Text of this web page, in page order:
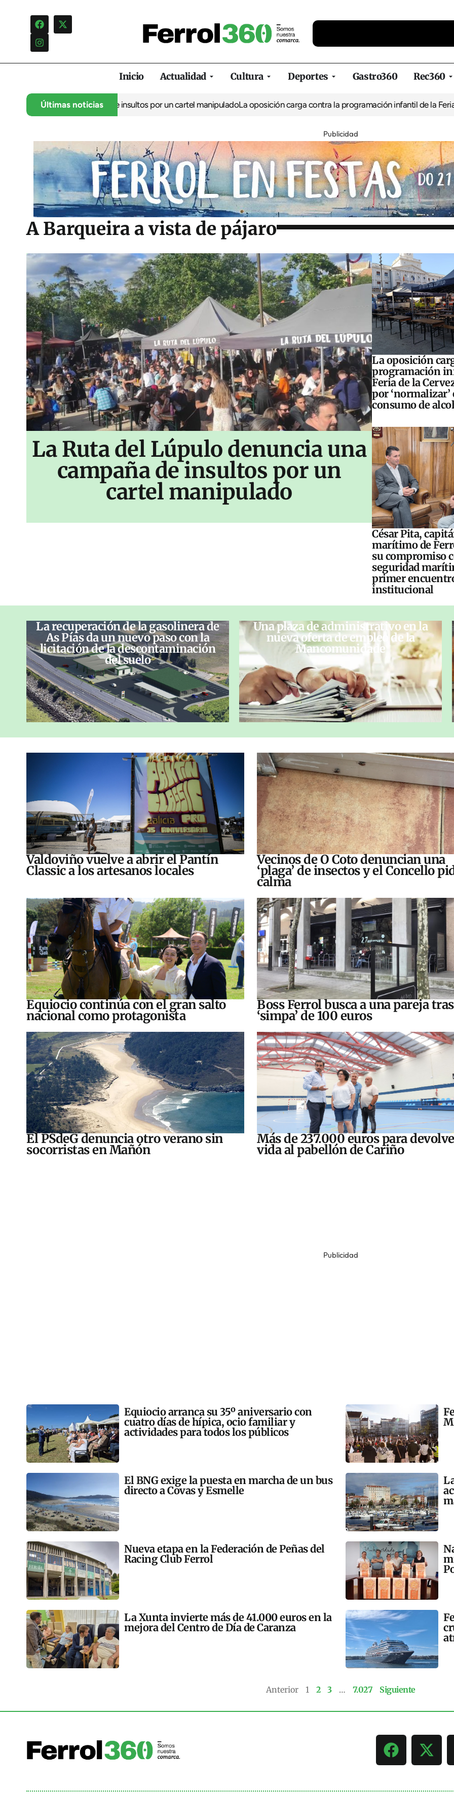
Inicio Actualidad Cultura Deportes Gastro360 Rec360
Últimas noticias
una campaña de insultos por un cartel manipulado La oposición carga contra la programación infantil de la Feria de la
Publicidad
A Barqueira a vista de pájaro
La Ruta del Lúpulo denuncia una
campaña de insultos por un
cartel manipulado
La oposición
programación
Feria de la
por ‘normalizar’
consumo de
César Pita,
marítimo de
su compromiso
seguridad
primer
institucional
La recuperación de la gasolinera de
As Pías da un nuevo paso con la
licitación de la descontaminación
del suelo
Una plaza de administrativo en la
nueva oferta de empleo de la
Mancomunidade
Valdoviño vuelve a abrir el Pantín
Classic a los artesanos locales
Vecinos de O Coto denuncian una
‘plaga’ de insectos y el Concello
calma
Equiocio continúa con el gran salto
nacional como protagonista
Boss Ferrol busca a una pareja
‘simpa’ de 100 euros
El PSdeG denuncia otro verano sin
socorristas en Mañón
Más de 237.000 euros para
vida al pabellón de Cariño
Publicidad
Equiocio arranca su 35º aniversario con
cuatro días de hípica, ocio familiar y
actividades para todos los públicos
El BNG exige la puesta en marcha de un bus
directo a Covas y Esmelle
Nueva etapa en la Federación de Peñas del
Racing Club Ferrol
La Xunta invierte más de 41.000 euros en la
mejora del Centro de Día de Caranza
Anterior 1 2 3 … 7.027 Siguiente